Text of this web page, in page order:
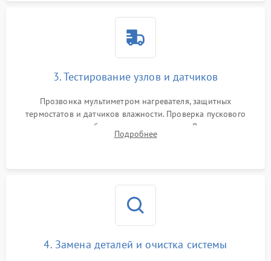
3. Тестирование узлов и датчиков
Прозвонка мультиметром нагревателя, защитных
термостатов и датчиков влажности. Проверка пускового
конденсатора, обмоток мотора и помпы. Для машин с
тепловым насосом — диагностика работы компрессора и
Подробнее
4. Замена деталей и очистка системы